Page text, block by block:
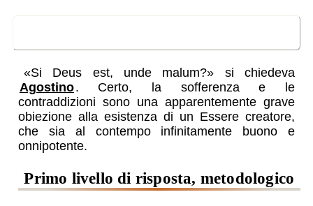
Si Deus est, unde malum?
si chiedeva
Agostino. Certo, la sofferenza e le
contraddizioni sono una apparentemente grave
obiezione alla esistenza di un Essere creatore,
che sia al contempo infinitamente buono e
onnipotente.
primo livello di risposta, metodologico